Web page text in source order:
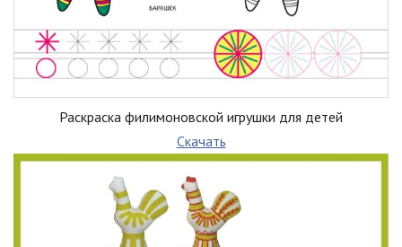
Раскраска филимоновской игрушки для детей
Скачать